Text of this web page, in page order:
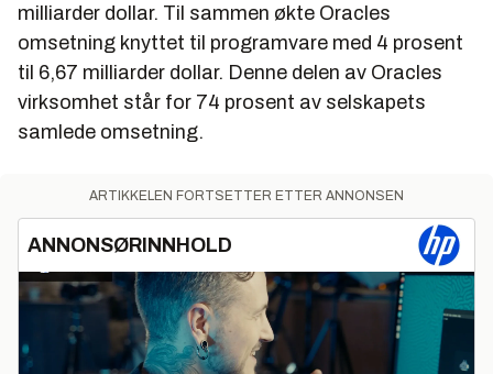
milliarder dollar. Til sammen økte Oracles
omsetning knyttet til programvare med 4 prosent
til 6,67 milliarder dollar. Denne delen av Oracles
virksomhet står for 74 prosent av selskapets
samlede omsetning.
ARTIKKELEN FORTSETTER ETTER ANNONSEN
ANNONSØRINNHOLD